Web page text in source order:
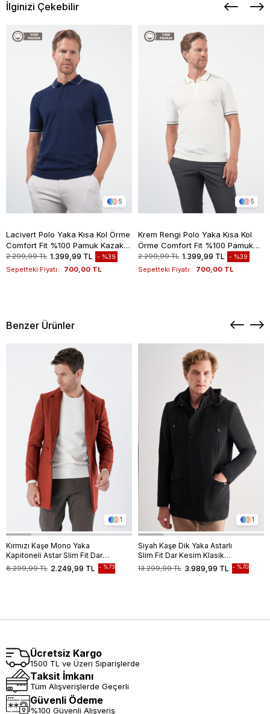
İlginizi Çekebilir
5
Lacivert Polo Yaka Kısa Kol Örme
Comfort Fit %100 Pamuk Kazak
1012260151
2.299,99 TL 1.399,99 TL %39
Sepetteki Fiyatı: 700,00 TL
5
Krem Rengi Polo Yaka Kısa Kol
Örme Comfort Fit %100 Pamuk
Kazak 1012260151
2.299,99 TL 1.399,99 TL %39
Sepetteki Fiyatı: 700,00 TL
Benzer Ürünler
1
Kırmızı Kaşe Mono Yaka
Kapitoneli Astar Slim Fit Dar
Kesim Klasik Kaban
1008235171
2.249,99 TL
8.299,99 TL %73
1
Siyah Kaşe Dik Yaka Astarlı
Slim Fit Dar Kesim Klasik
Kaban
3.989,99 TL
13.299,99 TL %70
Ücretsiz Kargo
1500 TL ve Üzeri Siparişlerde
Taksit İmkanı
Tüm Alışverişlerde Geçerli
Güvenli Ödeme
%100 Güvenli Alışveriş